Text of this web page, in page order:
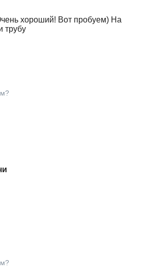
хороший! Вот пробуем) На
трубу